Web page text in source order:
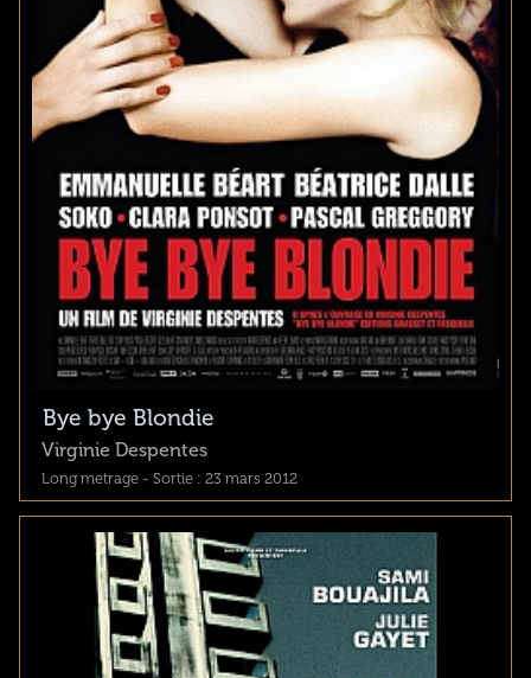
Bye bye Blondie
Virginie Despentes
Long metrage - Sortie : 23 mars 2012